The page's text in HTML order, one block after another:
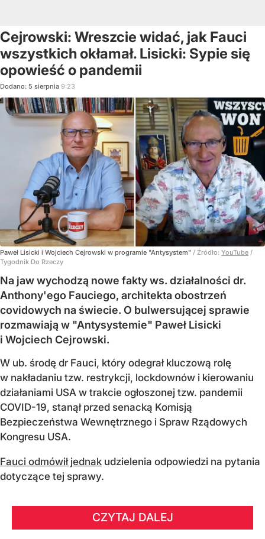
Cejrowski: Wreszcie widać, jak Fauci
wszystkich okłamał. Lisicki: Sypie się
opowieść o pandemii
Dodano: 5 sierpnia 9:23
Paweł Lisicki i Wojciech Cejrowski w programie "Antysystem" / Źródło: YouTube /
Tygodnik Do Rzeczy
Na jaw wychodzą nowe fakty ws. działalności dr.
Anthony'ego Fauciego, architekta obostrzeń
covidowych na świecie. O bulwersującej sprawie
rozmawiają w "Antysystemie" Paweł Lisicki
i Wojciech Cejrowski.
W ub. środę dr Fauci, który odegrał kluczową rolę
w nakładaniu tzw. restrykcji, lockdownów i kierowaniu
działaniami USA w trakcie ogłoszonej tzw. pandemii
COVID-19, stanął przed senacką Komisją
Bezpieczeństwa Wewnętrznego i Spraw Rządowych
Kongresu USA.
Fauci odmówił jednak udzielenia odpowiedzi na pytania
dotyczące tej sprawy.
CZYTAJ DALEJ